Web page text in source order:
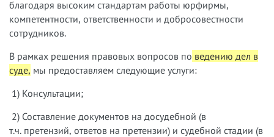
благодаря высоким стандартам работы юрфирмы,
компетентности, ответственности и добросовестности
сотрудников.
В рамках решения правовых вопросов по ведению дел в
суде, мы предоставляем следующие услуги:
1) Консультации;
2) Составление документов на досудебной (в
т.ч. претензий, ответов на претензии) и судебной стадии (в